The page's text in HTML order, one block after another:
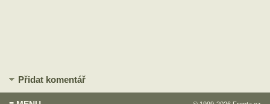
Přidat komentář